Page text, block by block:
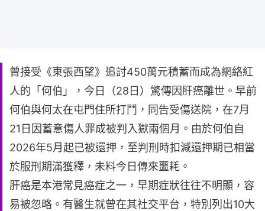
曾接受《東張西望》追討450萬元積蓄而成為網絡紅
人的「何伯」，今日（28日）驚傳因肝癌離世。早前
何伯與何太在屯門住所打鬥，同告受傷送院，在7月
21日因蓄意傷人罪成被判入獄兩個月。由於何伯自
2026年5月起已被還押，至判刑時扣減還押期已相當
於服刑期滿獲釋，未料今日傳來噩耗。
肝癌是本港常見癌症之一，早期症狀往往不明顯，容
易被忽略。有醫生就曾在其社交平台，特別列出10大